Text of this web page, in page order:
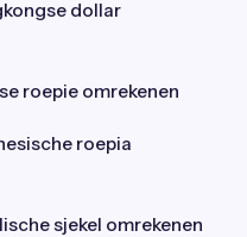
dollar
roepie omrekenen
roepia
sjekel omrekenen